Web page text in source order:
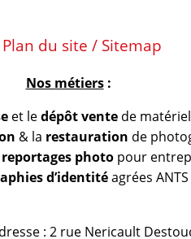
Plan du site / Sitemap
Nos métiers:
et ledépôt ventede
& la restauration de
reportages photopour
d’identitéagrées ANTS
: 2 rue Nericault